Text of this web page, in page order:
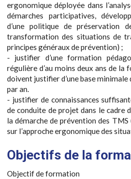
ergonomique déployée dans
démarches participatives,
d’une politique de préservation
transformation des situations de
principes généraux de prévention) ;
- justifier d’une formation
régulière d’au moins deux ans de
doivent justifier d’une base
par an.
- justifier de connaissances
de conduite de projet dans le cadre
la démarche de prévention des
sur l’approche ergonomique des
Objectifs de la
Objectif de formation